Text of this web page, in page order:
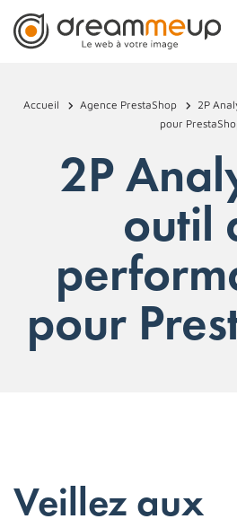
Accueil Agence PrestaShop
2P
pour
2P
outil
pour
Veillez aux